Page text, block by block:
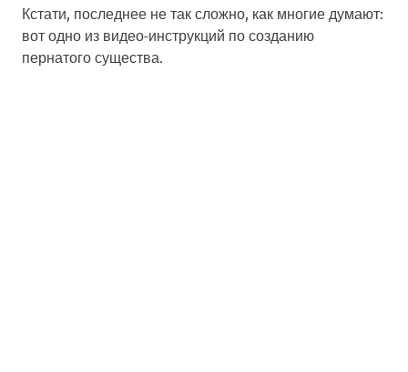
Кстати, последнее не так сложно, как многие думают:
вот одно из видео-инструкций по созданию
пернатого существа.